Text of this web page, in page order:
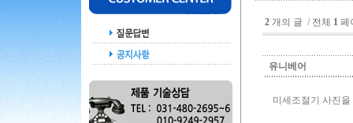
2 개의 글 / 전체 1 페
유니베어
미세조절기 사진